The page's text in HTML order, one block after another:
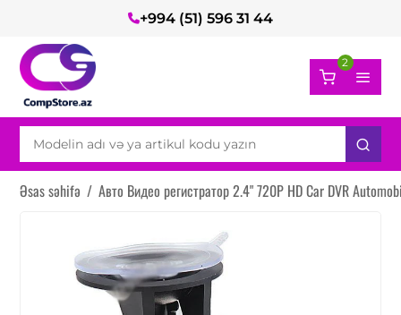
+994 (51) 596 31 44
2
Əsas səhifə / Авто Видео регистратор 2.4" 720P HD Car DVR